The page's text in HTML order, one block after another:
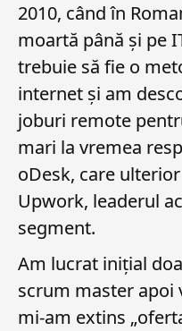
2010, când în
moartă până și pe
trebuie să fie o
internet și am
joburi remote
mari la vremea
oDesk, care
Upwork, leaderul
segment.
Am lucrat inițial
scrum master apoi
mi-am extins